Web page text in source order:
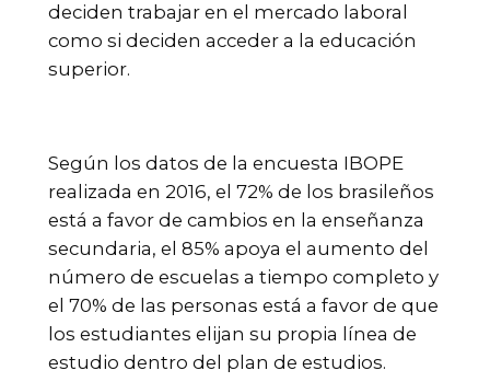
deciden trabajar en el mercado laboral
como si deciden acceder a la educación
superior.
Según los datos de la encuesta IBOPE
realizada en 2016, el 72% de los brasileños
está a favor de cambios en la enseñanza
secundaria, el 85% apoya el aumento del
número de escuelas a tiempo completo y
el 70% de las personas está a favor de que
los estudiantes elijan su propia línea de
estudio dentro del plan de estudios.